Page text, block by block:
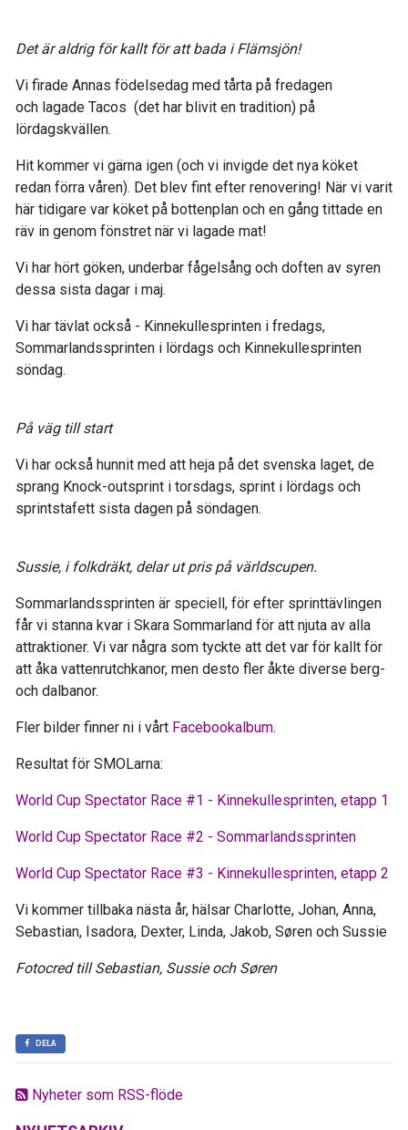
Nyheter som RSS-flöde
Det är aldrig för kallt för att bada i Flämsjön!
Vi firade Annas födelsedag med tårta på fredagen
och lagade Tacos (det har blivit en tradition) på
lördagskvällen.
Hit kommer vi gärna igen (och vi invigde det nya köket
redan förra våren). Det blev fint efter renovering! När vi varit
här tidigare var köket på bottenplan och en gång tittade en
räv in genom fönstret när vi lagade mat!
Vi har hört göken, underbar fågelsång och doften av syren
dessa sista dagar i maj.
Vi har tävlat också - Kinnekullesprinten i fredags,
Sommarlandssprinten i lördags och Kinnekullesprinten
söndag.
På väg till start
Vi har också hunnit med att heja på det svenska laget, de
sprang Knock-outsprint i torsdags, sprint i lördags och
sprintstafett sista dagen på söndagen.
Sussie, i folkdräkt, delar ut pris på världscupen.
Sommarlandssprinten är speciell, för efter sprinttävlingen
får vi stanna kvar i Skara Sommarland för att njuta av alla
attraktioner. Vi var några som tyckte att det var för kallt för
att åka vattenrutchkanor, men desto fler åkte diverse berg-
och dalbanor.
Fler bilder finner ni i vårt Facebookalbum.
Resultat för SMOLarna:
World Cup Spectator Race #1 - Kinnekullesprinten, etapp 1
World Cup Spectator Race #2 - Sommarlandssprinten
World Cup Spectator Race #3 - Kinnekullesprinten, etapp 2
Vi kommer tillbaka nästa år, hälsar Charlotte, Johan, Anna,
Sebastian, Isadora, Dexter, Linda, Jakob, Søren och Sussie
Fotocred till Sebastian, Sussie och Søren
DELA